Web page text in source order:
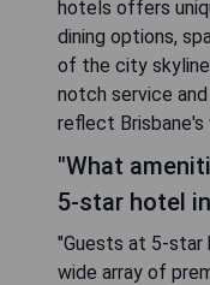
hotels offers
dining options,
of the city
notch service
reflect Brisbane's
"What
5-star hotel
"Guests at 5-star
wide array of